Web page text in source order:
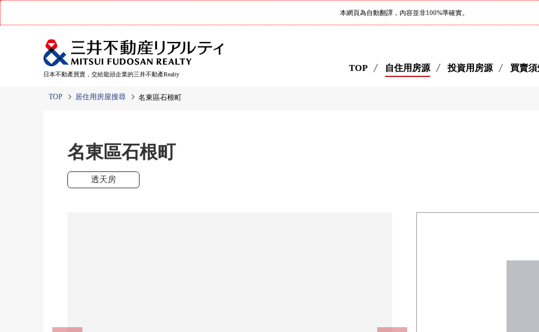
本網頁為自動翻譯，內容並非100%準確實。
日本不動產買賣，交給龍頭企業的三井不動產Realty
TOP 自住用房源 投資用房源 買賣須
TOP 居住用房屋搜尋 名東區石根町
名東區石根町
透天房